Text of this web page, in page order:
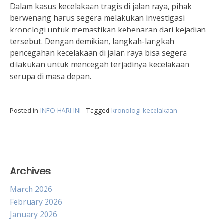
Dalam kasus kecelakaan tragis di jalan raya, pihak
berwenang harus segera melakukan investigasi
kronologi untuk memastikan kebenaran dari kejadian
tersebut. Dengan demikian, langkah-langkah
pencegahan kecelakaan di jalan raya bisa segera
dilakukan untuk mencegah terjadinya kecelakaan
serupa di masa depan.
Posted in INFO HARI INI Tagged kronologi kecelakaan
Archives
March 2026
February 2026
January 2026